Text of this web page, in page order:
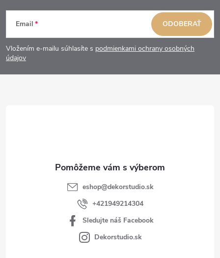
Z
á
p
Email
Vložením e-mailu súhlasíte s podmienkami ochrany osobných
údajov
ODOBERAŤ
eshop@dekorstudio.sk
+421949214304
Sledujte náš Facebook
Dekorstudio.sk